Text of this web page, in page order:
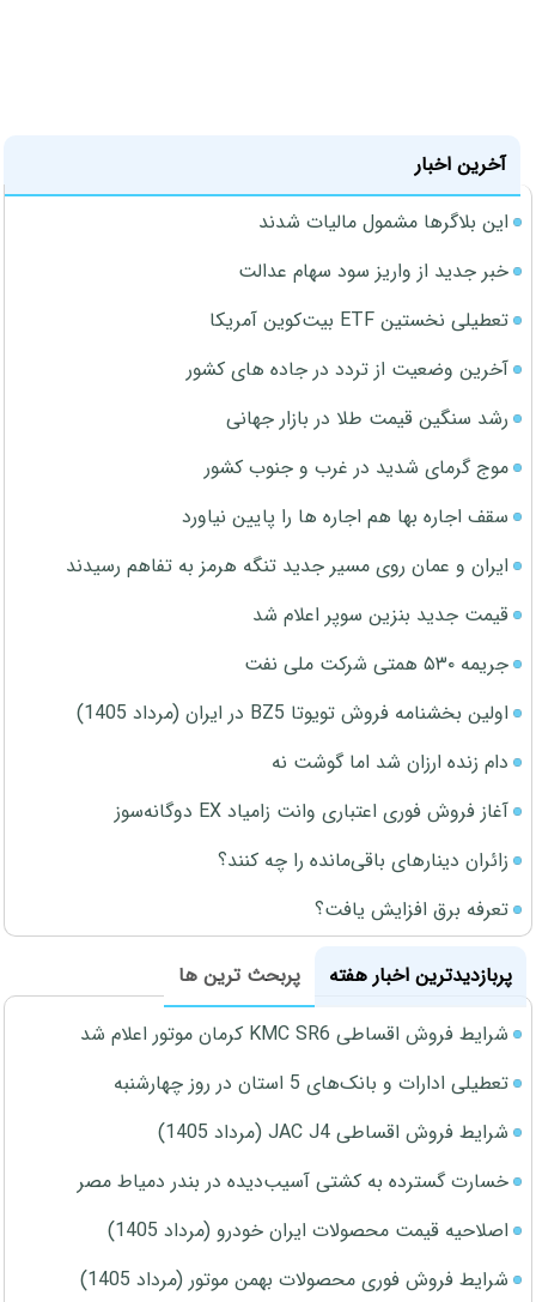
آخرین اخبار
این بلاگرها مشمول مالیات شدند
خبر جدید از واریز سود سهام عدالت
تعطیلی نخستین ETF بیت‌کوین آمریکا
آخرین وضعیت از تردد در جاده های کشور
رشد سنگین قیمت طلا در بازار جهانی
موج گرمای شدید در غرب و جنوب کشور
سقف اجاره بها هم اجاره ها را پایین نیاورد
ایران و عمان روی مسیر جدید تنگه هرمز به تفاهم رسیدند
قیمت جدید بنزین سوپر اعلام شد
جریمه ۵۳۰ همتی شرکت ملی نفت
اولین بخشنامه فروش تویوتا BZ5 در ایران (مرداد 1405)
دام زنده ارزان شد اما گوشت نه
آغاز فروش فوری اعتباری وانت زامیاد EX دوگانه‌سوز
زائران دینارهای باقی‌مانده را چه کنند؟
تعرفه برق افزایش یافت؟
پربازدیدترین اخبار هفته
پربحث ترین ها
شرایط فروش اقساطی KMC SR6 کرمان موتور اعلام شد
تعطیلی ادارات و بانک‌های 5 استان در روز چهارشنبه
شرایط فروش اقساطی JAC J4 (مرداد 1405)
خسارت گسترده به کشتی آسیب‌دیده در بندر دمیاط مصر
اصلاحیه قیمت محصولات ایران خودرو (مرداد 1405)
شرایط فروش فوری محصولات بهمن موتور (مرداد 1405)